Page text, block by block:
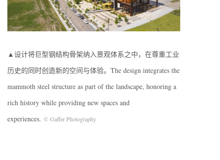
▲设计将巨型钢结构骨架纳入景观体系之中，在尊重工业
历史的同时创造新的空间与体验。The design integrates the
mammoth steel structure as part of the landscape, honoring a
rich history while providing new spaces and
experiences. © Gaffer Photography